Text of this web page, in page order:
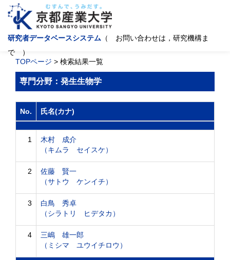
研究者データベースシステム （ お問い合わせは，研究機構ま
で ）
TOPページ > 検索結果一覧
専門分野：発生生物学
No. 氏名(カナ)
1
木村 成介
（キムラ セイスケ）
2
佐藤 賢一
（サトウ ケンイチ）
3
白鳥 秀卓
（シラトリ ヒデタカ）
4
三嶋 雄一郎
（ミシマ ユウイチロウ）